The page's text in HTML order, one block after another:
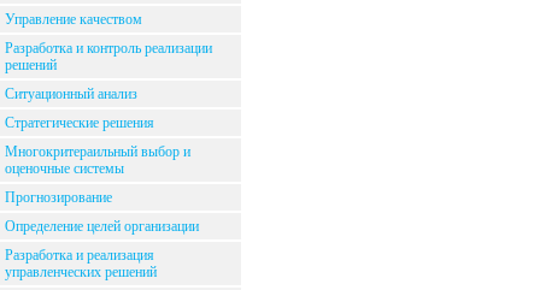
Управление качеством
Разработка и контроль реализации
решений
Ситуационный анализ
Стратегические решения
Многокритераильный выбор и
оценочные системы
Прогнозирование
Определение целей организации
Разработка и реализация
управленческих решений